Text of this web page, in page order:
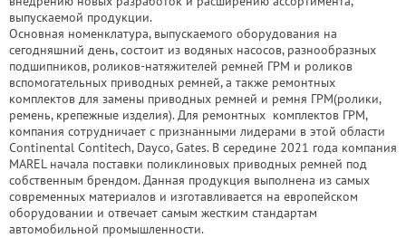
выпускаемой продукции.
Основная номенклатура, выпускаемого оборудования на
сегодняшний день, состоит из водяных насосов, разнообразных
подшипников, роликов-натяжителей ремней ГРМ и роликов
вспомогательных приводных ремней, а также ремонтных
комплектов для замены приводных ремней и ремня ГРМ(ролики,
ремень, крепежные изделия). Для ремонтных комплектов ГРМ,
компания сотрудничает с признанными лидерами в этой области
Continental Contitech, Dayco, Gates. В середине 2021 года компания
MAREL начала поставки поликлиновых приводных ремней под
собственным брендом. Данная продукция выполнена из самых
современных материалов и изготавливается на европейском
оборудовании и отвечает самым жестким стандартам
автомобильной промышленности.